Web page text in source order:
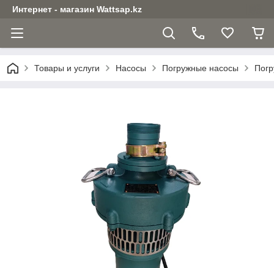
Интернет - магазин Wattsap.kz
Товары и услуги Насосы Погружные насосы